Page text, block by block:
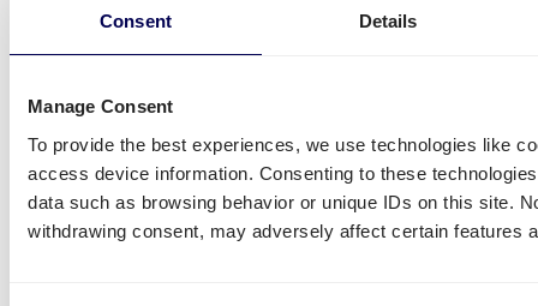
Consent Details
Manage Consent
To provide the best experiences, we use technologies like
access device information. Consenting to these
data such as browsing behavior or unique IDs on this site.
withdrawing consent, may adversely affect certain features